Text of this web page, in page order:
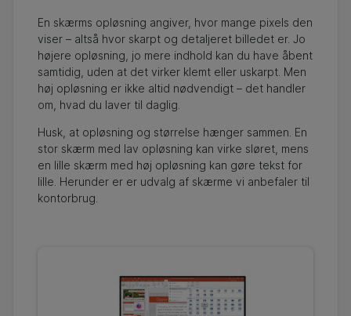
En skærms opløsning angiver, hvor mange pixels den
viser – altså hvor skarpt og detaljeret billedet er. Jo
højere opløsning, jo mere indhold kan du have åbent
samtidig, uden at det virker klemt eller uskarpt. Men
høj opløsning er ikke altid nødvendigt – det handler
om, hvad du laver til daglig.
Husk, at opløsning og størrelse hænger sammen. En
stor skærm med lav opløsning kan virke sløret, mens
en lille skærm med høj opløsning kan gøre tekst for
lille. Herunder er er udvalg af skærme vi anbefaler til
kontorbrug.